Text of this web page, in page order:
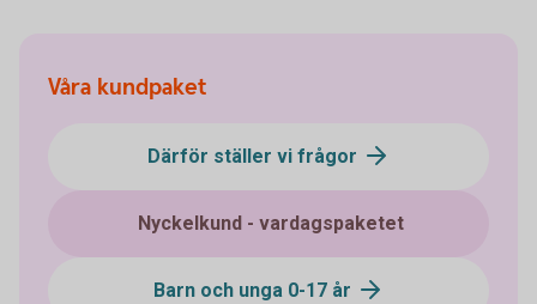
Våra kundpaket
Därför ställer vi frågor
Nyckelkund - vardagspaketet
Barn och unga 0-17 år